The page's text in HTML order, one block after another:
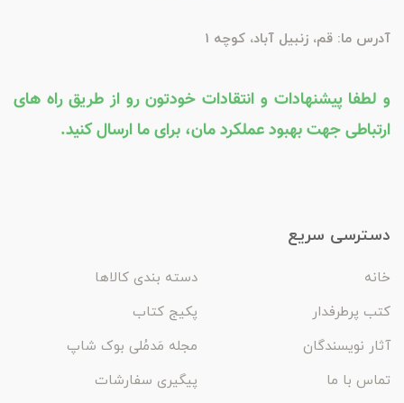
آدرس ما: قم، زنبیل آباد، کوچه 1
و لطفا پیشنهادات و انتقادات خودتون رو از طریق راه های
ارتباطی جهت بهبود عملکرد مان، برای ما ارسال کنید.
دسترسی سریع
خانه
دسته بندی کالاها
کتب پرطرفدار
پکیج کتاب
آثار نویسندگان
مجله مَدمُلی بوک شاپ
تماس با ما
پیگیری سفارشات